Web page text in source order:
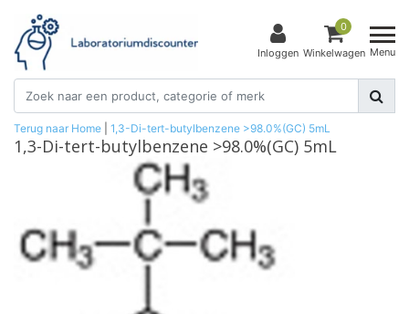
Inloggen
0
Winkelwagen Menu
Terug naar Home 1,3-Di-tert-butylbenzene >98.0%(GC) 5mL
1,3-Di-tert-butylbenzene >98.0%(GC) 5mL